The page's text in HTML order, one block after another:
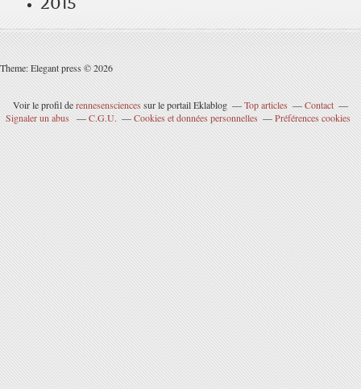
Theme: Elegant press © 2026
Voir le profil derennesensciences sur le portail Eklablog Top articles
Contact
Signaler un abus
C.G.U. Cookies et données personnelles Préférences cookies